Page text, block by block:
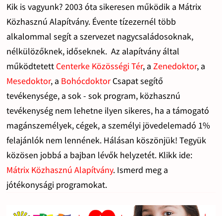
Kik is vagyunk? 2003 óta sikeresen működik a Mátrix
Közhasznú Alapítvány. Évente tízezernél több
alkalommal segít a szervezet nagycsaládosoknak,
nélkülözőknek, időseknek. Az alapítvány által
működtetett Centerke Közösségi Tér, a Zenedoktor, a
Mesedoktor, a BohócdoktorCsapat segítő
tevékenysége, a sok - sok program, közhasznú
tevékenység nem lehetne ilyen sikeres, ha a támogató
magánszemélyek, cégek, a személyi jövedelemadó 1%
felajánlók nem lennének. Hálásan köszönjük! Tegyük
közösen jobbá a bajban lévők helyzetét. Klikk ide:
Mátrix Közhasznú Alapítvány. Ismerd meg a
jótékonysági programokat.